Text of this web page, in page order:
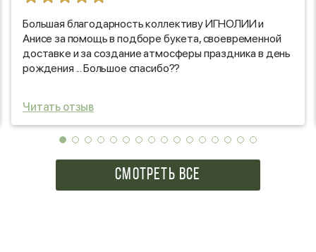
Большая благодарность коллективу ИГНОЛИИ и
Анисе за помощь в подборе букета, своевременной
доставке и за создание атмосферы праздника в день
рождения ... Большое спасибо??
Читать отзыв
СМОТРЕТЬ ВСЕ